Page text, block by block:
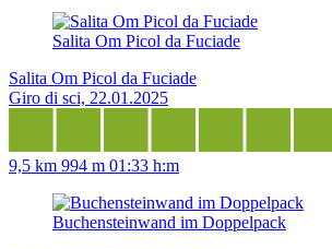
Salita Om Picol da Fuciade
Salita Om Picol da Fuciade
Giro di sci, 22.01.2025
9,5 km 994 m 01:33 h:m
Buchensteinwand im Doppelpack